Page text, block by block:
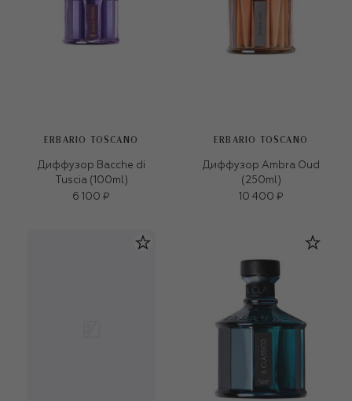
ERBARIO TOSCANO
Диффузор Bacche di
Tuscia (100ml)
6 100 ₽
ERBARIO TOSCANO
Диффузор Ambra Oud
(250ml)
10 400 ₽